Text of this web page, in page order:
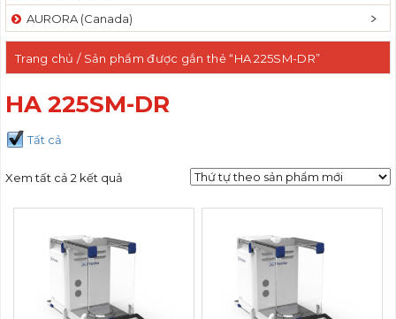
AURORA (Canada)
Trang chủ / Sản phẩm được gắn thẻ “HA 225SM-DR”
HA 225SM-DR
Tất cả
Xem tất cả 2 kết quả